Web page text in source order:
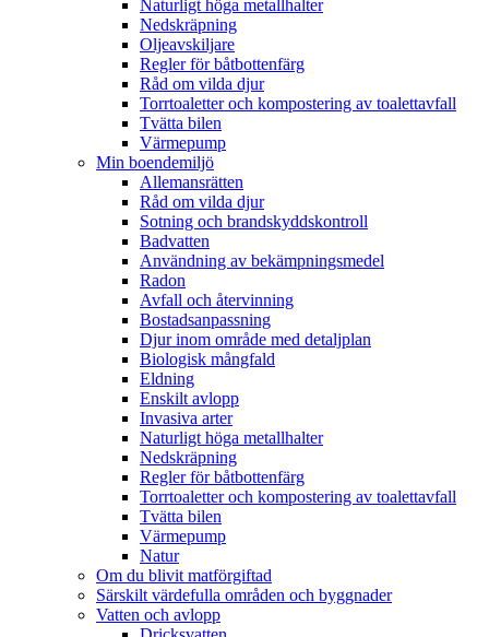
Naturligt höga metallhalter
Nedskräpning
Oljeavskiljare
Regler för båtbottenfärg
Råd om vilda djur
Torrtoaletter och kompostering av toalettavfall
Tvätta bilen
Värmepump
Min boendemiljö
Allemansrätten
Råd om vilda djur
Sotning och brandskyddskontroll
Badvatten
Användning av bekämpningsmedel
Radon
Avfall och återvinning
Bostadsanpassning
Djur inom område med detaljplan
Biologisk mångfald
Eldning
Enskilt avlopp
Invasiva arter
Naturligt höga metallhalter
Nedskräpning
Regler för båtbottenfärg
Torrtoaletter och kompostering av toalettavfall
Tvätta bilen
Värmepump
Natur
Om du blivit matförgiftad
Särskilt värdefulla områden och byggnader
Vatten och avlopp